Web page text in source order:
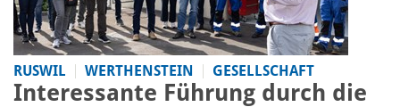
RUSWIL WERTHENSTEIN GESELLSCHAFT
Interessante Führung durch die